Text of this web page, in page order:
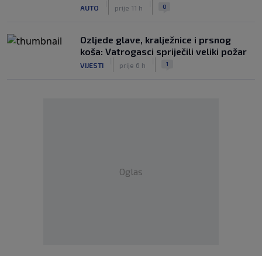
AUTO prije 11 h 0
Ozljede glave, kralježnice i prsnog
koša: Vatrogasci spriječili veliki požar
VIJESTI prije 6 h 1
Oglas